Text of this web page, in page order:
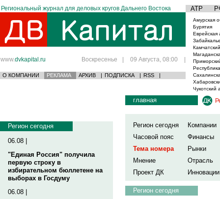
Региональный журнал для деловых кругов Дальнего Востока АТР
www.dvkapital.ru Воскресенье | 09 Августа, 08:00 |
О КОМПАНИИ РЕКЛАМА АРХИВ | ПОДПИСКА | RSS |
Амурская
Бурятия
Еврейская
Чукотский
Регион сегодня
06.08 |
"Единая Россия" получила
первую строку в
избирательном бюллетене на
выборах в Госдуму
06.08 |
главная
Регион сегодня
Компании
Часовой пояс
Финансы
Тема номера
Рынки
Мнение
Отрасль
Проект ДК
Инновации
Регион сегодня